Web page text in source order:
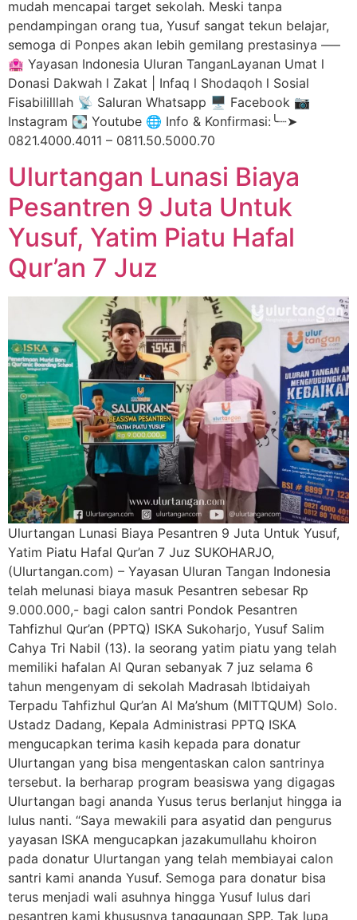
mudah mencapai target sekolah. Meski tanpa
pendampingan orang tua, Yusuf sangat tekun belajar,
semoga di Ponpes akan lebih gemilang prestasinya —–
🏩 Yayasan Indonesia Uluran TanganLayanan Umat l
Donasi Dakwah l Zakat | Infaq l Shodaqoh l Sosial
Fisabililllah 📡 Saluran Whatsapp 🖥️ Facebook 📷
Instagram 💽 Youtube 🌐 Info & Konfirmasi:╰┈➤
0821.4000.4011 – 0811.50.5000.70
Ulurtangan Lunasi Biaya
Pesantren 9 Juta Untuk
Yusuf, Yatim Piatu Hafal
Qur’an 7 Juz
Ulurtangan Lunasi Biaya Pesantren 9 Juta Untuk Yusuf,
Yatim Piatu Hafal Qur’an 7 Juz SUKOHARJO,
(Ulurtangan.com) – Yayasan Uluran Tangan Indonesia
telah melunasi biaya masuk Pesantren sebesar Rp
9.000.000,- bagi calon santri Pondok Pesantren
Tahfizhul Qur’an (PPTQ) ISKA Sukoharjo, Yusuf Salim
Cahya Tri Nabil (13). Ia seorang yatim piatu yang telah
memiliki hafalan Al Quran sebanyak 7 juz selama 6
tahun mengenyam di sekolah Madrasah Ibtidaiyah
Terpadu Tahfizhul Qur’an Al Ma’shum (MITTQUM) Solo.
Ustadz Dadang, Kepala Administrasi PPTQ ISKA
mengucapkan terima kasih kepada para donatur
Ulurtangan yang bisa mengentaskan calon santrinya
tersebut. Ia berharap program beasiswa yang digagas
Ulurtangan bagi ananda Yusus terus berlanjut hingga ia
lulus nanti. “Saya mewakili para asyatid dan pengurus
yayasan ISKA mengucapkan jazakumullahu khoiron
pada donatur Ulurtangan yang telah membiayai calon
santri kami ananda Yusuf. Semoga para donatur bisa
terus menjadi wali asuhnya hingga Yusuf lulus dari
pesantren kami khususnya tanggungan SPP. Tak lupa